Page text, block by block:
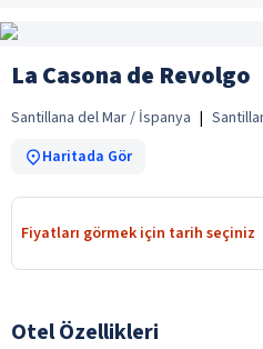
La Casona de Revolgo
Santillana del Mar / İspanya |
Haritada Gör
Fiyatları görmek için tarih seçiniz
Otel Özellikleri